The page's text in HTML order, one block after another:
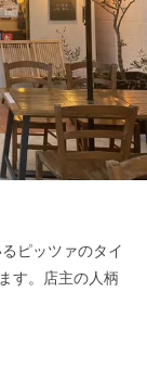
ピッツァのタイ
す。店主の人柄